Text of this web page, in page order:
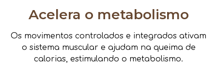
Acelera o metabolismo
Os movimentos controlados e integrados ativam
o sistema muscular e ajudam na queima de
calorias, estimulando o metabolismo.